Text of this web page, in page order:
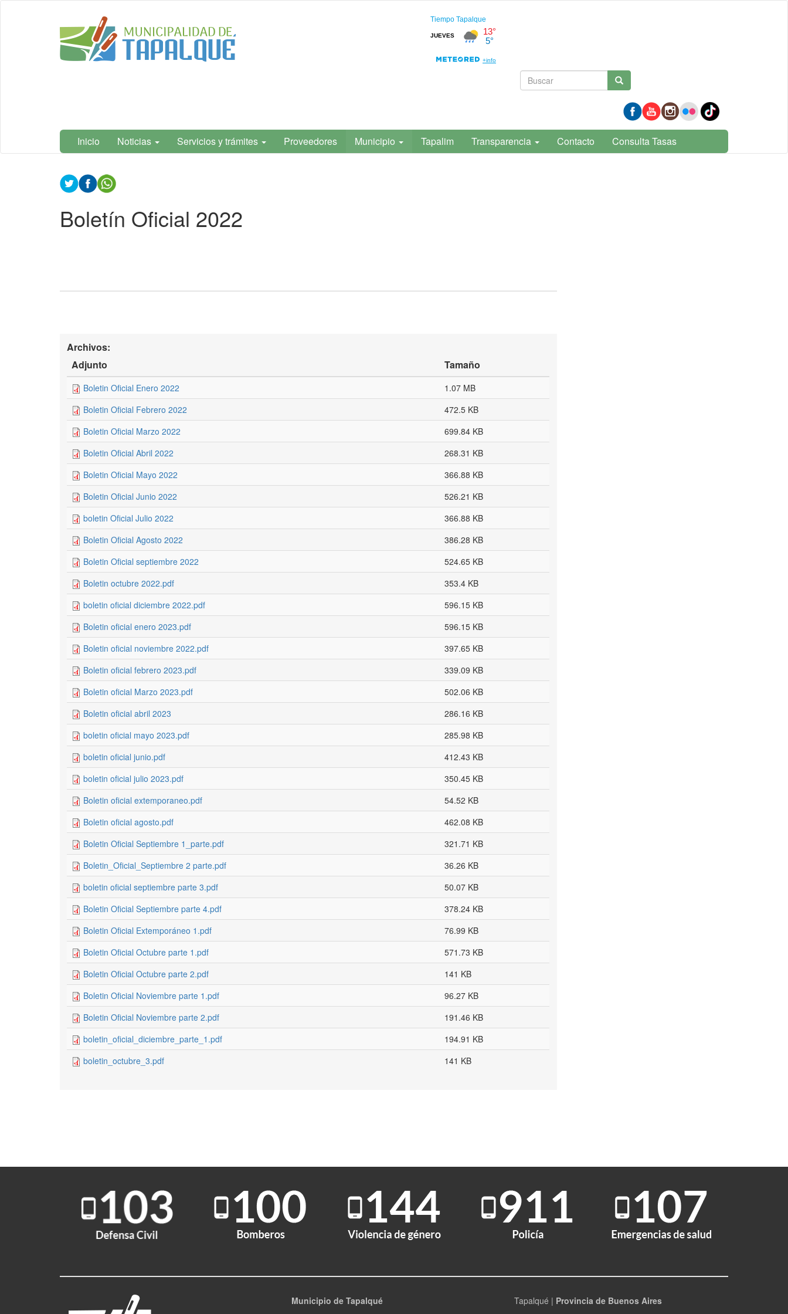
Municipalidad
de Tapalqué,
Buenos Aires
Formulario
búsqueda
Inicio Noticias Servicios y trámites Proveedores Municipio Tapalim Transparencia Contacto Consulta Tasas
Contenido
principal
Boletín Oficial 2022
Archivos:
Adjunto
Tamaño
Boletin Oficial Enero 2022
1.07 MB
Boletin Oficial Febrero 2022
472.5 KB
Boletin Oficial Marzo 2022
699.84 KB
Boletin Oficial Abril 2022
268.31 KB
Boletin Oficial Mayo 2022
366.88 KB
Boletin Oficial Junio 2022
526.21 KB
boletin Oficial Julio 2022
366.88 KB
Boletin Oficial Agosto 2022
386.28 KB
Boletin Oficial septiembre 2022
524.65 KB
Boletin octubre 2022.pdf
353.4 KB
boletin oficial diciembre 2022.pdf
596.15 KB
Boletin oficial enero 2023.pdf
596.15 KB
Boletin oficial noviembre 2022.pdf
397.65 KB
Boletin oficial febrero 2023.pdf
339.09 KB
Boletin oficial Marzo 2023.pdf
502.06 KB
Boletin oficial abril 2023
286.16 KB
boletin oficial mayo 2023.pdf
285.98 KB
boletin oficial junio.pdf
412.43 KB
boletin oficial julio 2023.pdf
350.45 KB
Boletin oficial extemporaneo.pdf
54.52 KB
Boletin oficial agosto.pdf
462.08 KB
Boletin Oficial Septiembre 1_parte.pdf
321.71 KB
Boletin_Oficial_Septiembre 2 parte.pdf
36.26 KB
boletin oficial septiembre parte 3.pdf
50.07 KB
Boletin Oficial Septiembre parte 4.pdf
378.24 KB
Boletin Oficial Extemporáneo 1.pdf
76.99 KB
Boletin Oficial Octubre parte 1.pdf
571.73 KB
Boletin Oficial Octubre parte 2.pdf
141 KB
Boletin Oficial Noviembre parte 1.pdf
96.27 KB
Boletin Oficial Noviembre parte 2.pdf
191.46 KB
boletin_oficial_diciembre_parte_1.pdf
194.91 KB
boletin_octubre_3.pdf
141 KB
Municipio de Tapalqué
Tapalqué | Provincia de Buenos Aires